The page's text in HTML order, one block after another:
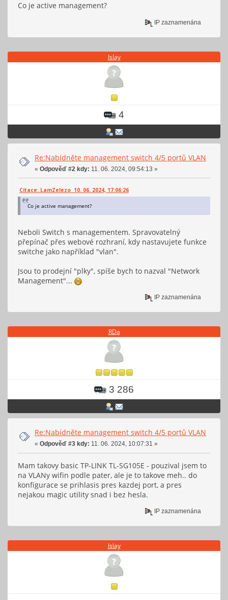
Co je active management?
IP zaznamenána
Islay
4
Re:Nabídněte management switch 4/5 portů VLAN
« Odpověď #2 kdy: 11. 06. 2024, 09:54:13 »
Citace: LamZelezo 10. 06. 2024, 17:06:26
Co je active management?
Neboli Switch s managementem. Spravovatelný
přepínač přes webové rozhraní, kdy nastavujete funkce
switche jako například "vlan".
Jsou to prodejní "plky", spíše bych to nazval "Network
Management"...
IP zaznamenána
RDa
3 286
Re:Nabídněte management switch 4/5 portů VLAN
« Odpověď #3 kdy: 11. 06. 2024, 10:07:31 »
Mam takovy basic TP-LINK TL-SG105E - pouzival jsem to
na VLANy wifin podle pater, ale je to takove meh.. do
konfigurace se prihlasis pres kazdej port, a pres
nejakou magic utility snad i bez hesla.
IP zaznamenána
Islay